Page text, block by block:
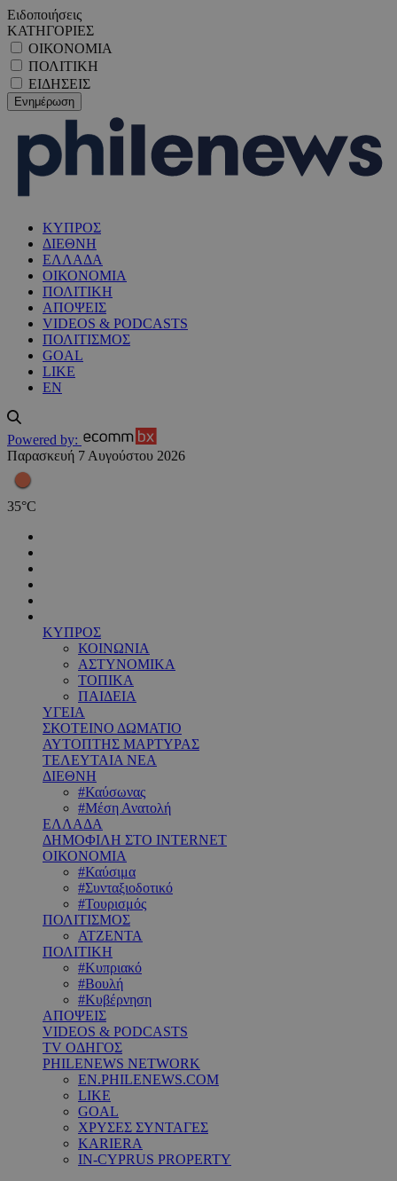
Ειδοποιήσεις
ΚΑΤΗΓΟΡΙΕΣ
ΟΙΚΟΝΟΜΙΑ
ΠΟΛΙΤΙΚΗ
ΕΙΔΗΣΕΙΣ
ΚΥΠΡΟΣ
ΔΙΕΘΝΗ
ΕΛΛΑΔΑ
ΟΙΚΟΝΟΜΙΑ
ΠΟΛΙΤΙΚΗ
ΑΠΟΨΕΙΣ
VIDEOS & PODCASTS
ΠΟΛΙΤΙΣΜΟΣ
GOAL
LIKE
EN
Powered by:
Παρασκευή 7 Αυγούστου 2026
35°C
ΚΥΠΡΟΣ
ΚΟΙΝΩΝΙΑ
ΑΣΤΥΝΟΜΙΚΑ
ΤΟΠΙΚΑ
ΠΑΙΔΕΙΑ
ΥΓΕΙΑ
ΣΚΟΤΕΙΝΟ ΔΩΜΑΤΙΟ
ΑΥΤΟΠΤΗΣ ΜΑΡΤΥΡΑΣ
ΤΕΛΕΥΤΑΙΑ ΝΕΑ
ΔΙΕΘΝΗ
#Καύσωνας
#Μέση Ανατολή
ΕΛΛΑΔΑ
ΔΗΜΟΦΙΛΗ ΣΤΟ INTERNET
ΟΙΚΟΝΟΜΙΑ
#Καύσιμα
#Συνταξιοδοτικό
#Τουρισμός
ΠΟΛΙΤΙΣΜΟΣ
ΑΤΖΕΝΤΑ
ΠΟΛΙΤΙΚΗ
#Κυπριακό
#Βουλή
#Κυβέρνηση
ΑΠΟΨΕΙΣ
VIDEOS & PODCASTS
TV ΟΔΗΓΟΣ
PHILENEWS NETWORK
EN.PHILENEWS.COM
LIKE
GOAL
ΧΡΥΣΕΣ ΣΥΝΤΑΓΕΣ
KARIERA
IN-CYPRUS PROPERTY